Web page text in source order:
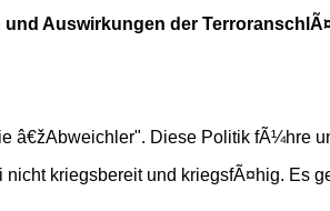
und Auswirkungen der
â€žAbweichler". Diese Politik fÃ¼hre
kriegsbereit und kriegsfÃ¤hig. Es